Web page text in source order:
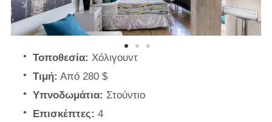
Τοποθεσία: Χόλιγουντ
Τιμή: Από 280 $
Υπνοδωμάτια: Στούντιο
Επισκέπτες: 4